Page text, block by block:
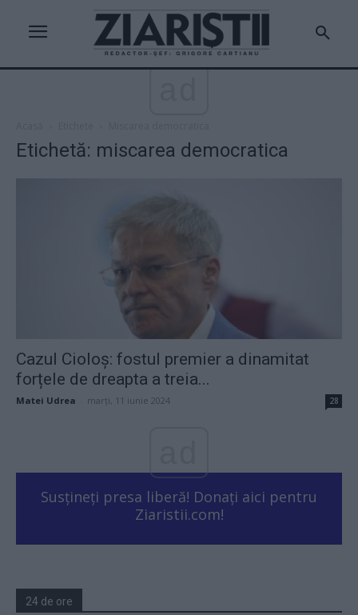
Etichetă: miscarea democratica
Cazul Cioloș: fostul premier a dinamitat
forțele de dreapta a treia...
Matei Udrea marți, 11 iunie 2024 28
Susțineți presa liberă! Donați aici pentru
Ziaristii.com!
24 de ore